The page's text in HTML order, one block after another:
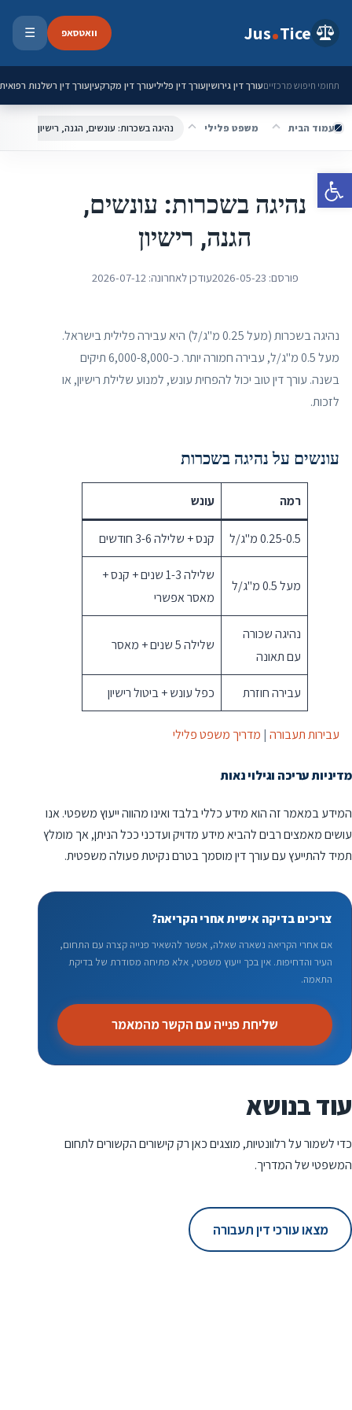
פתח סרגל נגישות
Jus Tice וואטסאפ ☰
תחומי חיפוש מרכזייםעורך דין גירושיןעורך דין פליליעורך דין מקרקעיןעורך דין רשלנות רפואית
עמוד הבית משפט פלילי נהיגה בשכרות: עונשים, הגנה, רישיון
נהיגה בשכרות: עונשים,
הגנה, רישיון
פורסם: 2026-05-23עודכן לאחרונה:2026-07-12
נהיגה בשכרות (מעל 0.25 מ"ג/ל) היא עבירה פלילית בישראל.
מעל 0.5 מ"ג/ל, עבירה חמורה יותר. כ-6,000-8,000 תיקים
בשנה. עורך דין טוב יכול להפחית עונש, למנוע שלילת רישיון, או
לזכות.
עונשים על נהיגה בשכרות
רמה עונש
0.25-0.5 מ"ג/ל קנס + שלילה 3-6 חודשים
מעל 0.5 מ"ג/ל
שלילה 1-3 שנים + קנס +
מאסר אפשרי
נהיגה שכורה
עם תאונה
שלילה 5 שנים + מאסר
עבירה חוזרת כפל עונש + ביטול רישיון
עבירות תעבורה | מדריך משפט פלילי
מדיניות עריכה וגילוי נאות
המידע במאמר זה הוא מידע כללי בלבד ואינו מהווה ייעוץ משפטי. אנו
עושים מאמצים רבים להביא מידע מדויק ועדכני ככל הניתן, אך מומלץ
תמיד להתייעץ עם עורך דין מוסמך בטרם נקיטת פעולה משפטית.
צריכים בדיקה אישית אחרי הקריאה?
אם אחרי הקריאה נשארה שאלה, אפשר להשאיר פנייה קצרה עם התחום,
העיר והדחיפות. אין בכך ייעוץ משפטי, אלא פתיחה מסודרת של בדיקת
התאמה.
שליחת פנייה עם הקשר מהמאמר
עוד בנושא
כדי לשמור על רלוונטיות, מוצגים כאן רק קישורים הקשורים לתחום
המשפטי של המדריך.
מצאו עורכי דין תעבורה